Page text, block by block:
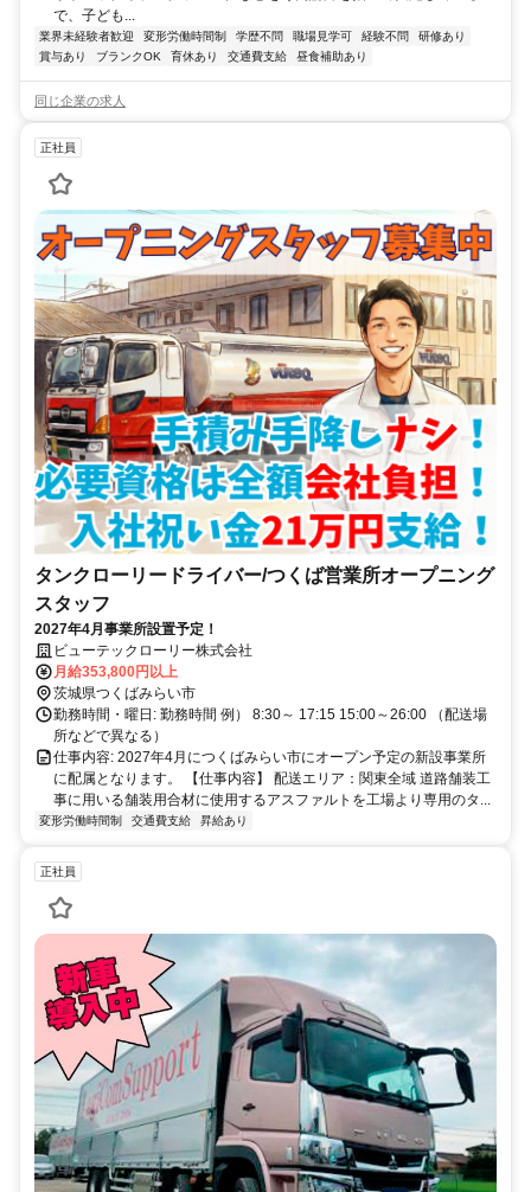
で、子ども...
業界未経験者歓迎 変形労働時間制 学歴不問 職場見学可 経験不問
研修あり
賞与あり
ブランクOK 育休あり 交通費支給 昼食補助あり
同じ企業の求人
正社員
タンクローリードライバー/つくば営業所オープニング
スタッフ
2027年4月事業所設置予定！
ビューテックローリー株式会社
月給353,800円以上
茨城県つくばみらい市
勤務時間・曜日: 勤務時間 例） 8:30～ 17:15 15:00～26:00 （配送場
所などで異なる）
仕事内容: 2027年4月につくばみらい市にオープン予定の新設事業所
に配属となります。 【仕事内容】 配送エリア：関東全域 道路舗装工
事に用いる舗装用合材に使用するアスファルトを工場より専用のタ...
変形労働時間制 交通費支給 昇給あり
正社員